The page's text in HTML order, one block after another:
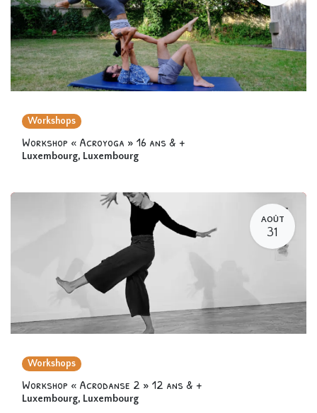
Workshops
Workshop « Acroyoga » 16 ans & +
Luxembourg, Luxembourg
AOÛT
31
Workshops
Workshop « Acrodanse 2 » 12 ans & +
Luxembourg, Luxembourg